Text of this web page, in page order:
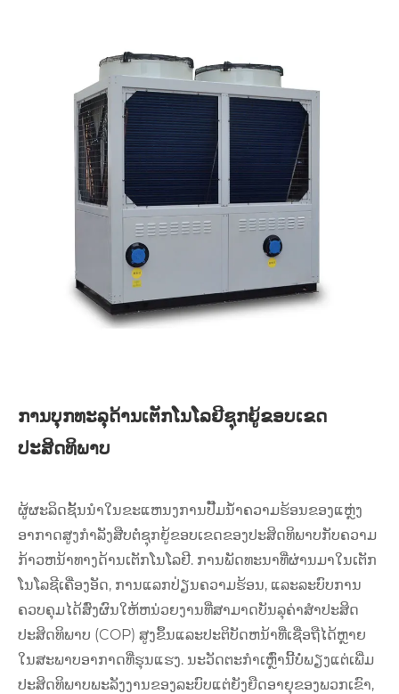
ການບຸກທະລຸດ້ານເຕັກໂນໂລຢີຊຸກຍູ້ຂອບເຂດ
ປະສິດທິພາບ
ຜູ້ຜະລິດຊັ້ນນໍາໃນຂະແຫນງການປັ໊ມນ້ໍາຄວາມຮ້ອນຂອງແຫຼ່ງ
ອາກາດສູງກໍາລັງສືບຕໍ່ຊຸກຍູ້ຂອບເຂດຂອງປະສິດທິພາບກັບຄວາມ
ກ້າວຫນ້າທາງດ້ານເຕັກໂນໂລຢີ. ການພັດທະນາທີ່ຜ່ານມາໃນເຕັກ
ໂນໂລຊີເຄື່ອງອັດ, ການແລກປ່ຽນຄວາມຮ້ອນ, ແລະລະບົບການ
ຄວບຄຸມໄດ້ສົ່ງຜົນໃຫ້ຫນ່ວຍງານທີ່ສາມາດບັນລຸຄ່າສໍາປະສິດ
ປະສິດທິພາບ (COP) ສູງຂຶ້ນແລະປະຕິບັດຫນ້າທີ່ເຊື່ອຖືໄດ້ຫຼາຍ
ໃນສະພາບອາກາດທີ່ຮຸນແຮງ. ນະວັດຕະກໍາເຫຼົ່ານີ້ບໍ່ພຽງແຕ່ເພີ່ມ
ປະສິດທິພາບພະລັງງານຂອງລະບົບແຕ່ຍັງຍືດອາຍຸຂອງພວກເຂົາ,